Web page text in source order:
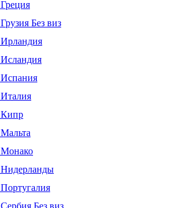
Греция
Грузия Без виз
Ирландия
Исландия
Испания
Италия
Кипр
Мальта
Монако
Нидерланды
Португалия
Сербия Без виз